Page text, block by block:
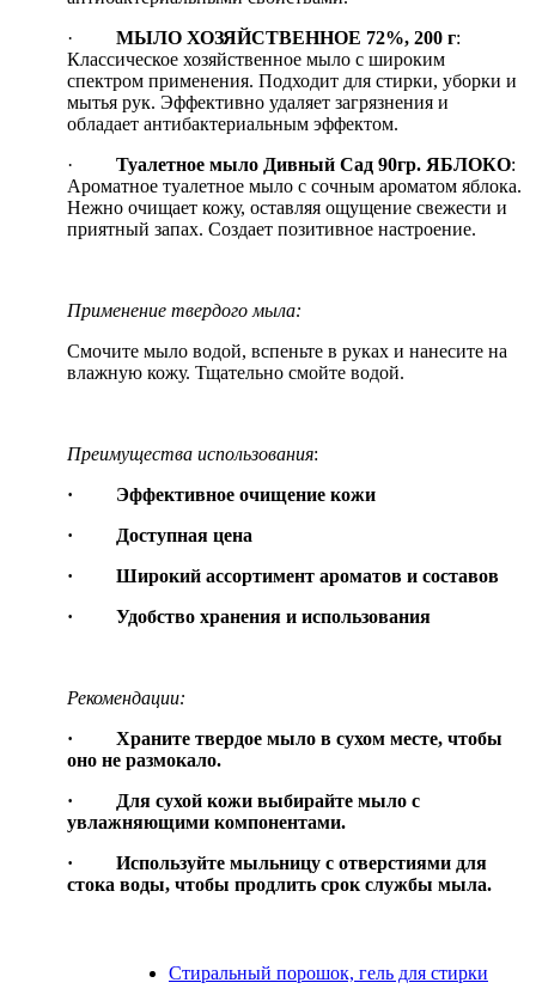
·
МЫЛО ХОЗЯЙСТВЕННОЕ 72%, 200 г:
Классическое хозяйственное мыло с широким
спектром применения. Подходит для стирки, уборки и
мытья рук. Эффективно удаляет загрязнения и
обладает антибактериальным эффектом.
·
Туалетное мыло Дивный Сад 90гр. ЯБЛОКО:
Ароматное туалетное мыло с сочным ароматом яблока.
Нежно очищает кожу, оставляя ощущение свежести и
приятный запах. Создает позитивное настроение.
Применение твердого мыла:
Смочите мыло водой, вспеньте в руках и нанесите на
влажную кожу. Тщательно смойте водой.
Преимущества использования:
· Эффективное очищение кожи
· Доступная цена
· Широкий ассортимент ароматов и составов
· Удобство хранения и использования
Рекомендации:
· Храните твердое мыло в сухом месте, чтобы
оно не размокало.
· Для сухой кожи выбирайте мыло с
увлажняющими компонентами.
· Используйте мыльницу с отверстиями для
стока воды, чтобы продлить срок службы мыла.
Стиральный порошок, гель для стирки